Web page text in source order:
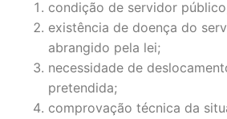
condição de servidor
existência de doença do
abrangido pela lei;
necessidade de
pretendida;
comprovação técnica da